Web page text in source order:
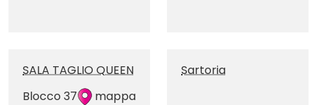
SALA TAGLIO QUEEN
Blocco 37
mappa
Sartoria